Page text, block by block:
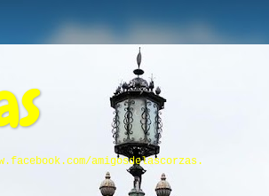
amigosdelascorzas.